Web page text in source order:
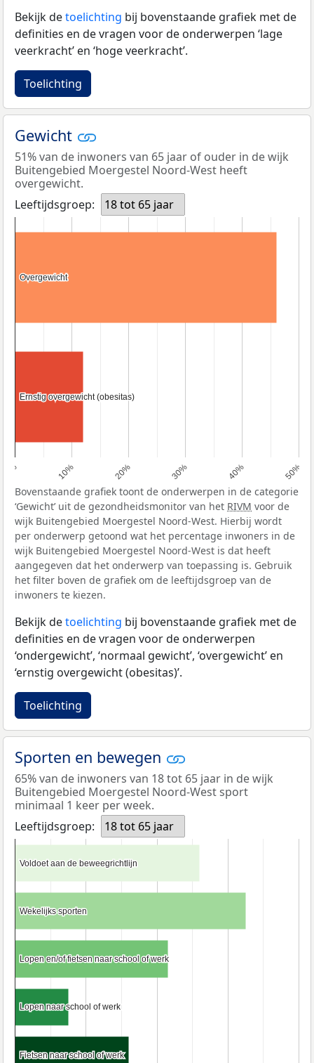
Bekijk detoelichting bij bovenstaande grafiek met de
definities en de vragen voor de onderwerpen ‘lage
veerkracht’ en ‘hoge veerkracht’.
Toelichting
Gewicht
51% van de inwoners van 65 jaar of ouder in de wijk
Buitengebied Moergestel Noord-West heeft
overgewicht.
Leeftijdsgroep:
18 tot 65 jaar
0% 10% 20% 30% 40% 50%
Overgewicht
Overgewicht
Ernstig overgewicht (obesitas)
Ernstig overgewicht (obesitas)
Bovenstaande grafiek toont de onderwerpen in de categorie
‘Gewicht’ uit de gezondheidsmonitor van het RIVM voor de
wijk Buitengebied Moergestel Noord-West. Hierbij wordt
per onderwerp getoond wat het percentage inwoners in de
wijk Buitengebied Moergestel Noord-West is dat heeft
aangegeven dat het onderwerp van toepassing is. Gebruik
het filter boven de grafiek om de leeftijdsgroep van de
inwoners te kiezen.
Bekijk detoelichting bij bovenstaande grafiek met de
definities en de vragen voor de onderwerpen
‘ondergewicht’, ‘normaal gewicht’, ‘overgewicht’ en
‘ernstig overgewicht (obesitas)’.
Toelichting
Sporten en bewegen
65% van de inwoners van 18 tot 65 jaar in de wijk
Buitengebied Moergestel Noord-West sport
minimaal 1 keer per week.
Leeftijdsgroep:
18 tot 65 jaar
Voldoet aan de beweegrichtlijn
Voldoet aan de beweegrichtlijn
Wekelijks sporten
Wekelijks sporten
Lopen en/of fietsen naar school of werk
Lopen en/of fietsen naar school of werk
Lopen naar school of werk
Lopen naar school of werk
Fietsen naar school of werk
Fietsen naar school of werk